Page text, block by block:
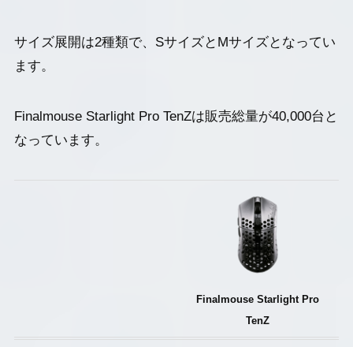
サイズ展開は2種類で、SサイズとMサイズとなってい
ます。
Finalmouse Starlight Pro TenZは販売総量が40,000台と
なっています。
Finalmouse Starlight Pro
TenZ